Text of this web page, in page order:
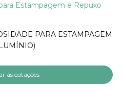
Estampagem e Repuxo
PARA ESTAMPAGEM
às cotações